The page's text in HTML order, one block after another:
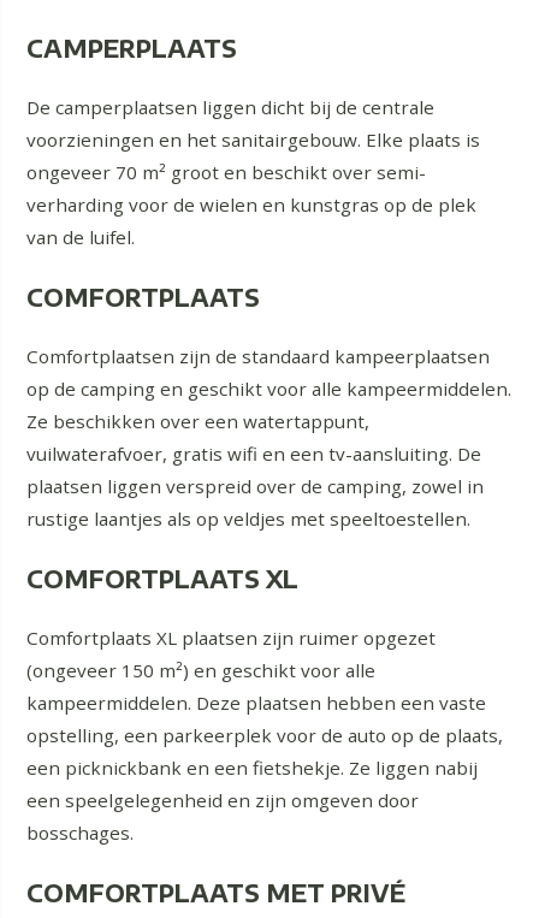
CAMPERPLAATS
De camperplaatsen liggen dicht bij de centrale
voorzieningen en het sanitairgebouw. Elke plaats is
ongeveer 70 m² groot en beschikt over semi-
verharding voor de wielen en kunstgras op de plek
van de luifel.
COMFORTPLAATS
Comfortplaatsen zijn de standaard kampeerplaatsen
op de camping en geschikt voor alle kampeermiddelen.
Ze beschikken over een watertappunt,
vuilwaterafvoer, gratis wifi en een tv-aansluiting. De
plaatsen liggen verspreid over de camping, zowel in
rustige laantjes als op veldjes met speeltoestellen.
COMFORTPLAATS XL
Comfortplaats XL plaatsen zijn ruimer opgezet
(ongeveer 150 m²) en geschikt voor alle
kampeermiddelen. Deze plaatsen hebben een vaste
opstelling, een parkeerplek voor de auto op de plaats,
een picknickbank en een fietshekje. Ze liggen nabij
een speelgelegenheid en zijn omgeven door
bosschages.
COMFORTPLAATS MET PRIVÉ